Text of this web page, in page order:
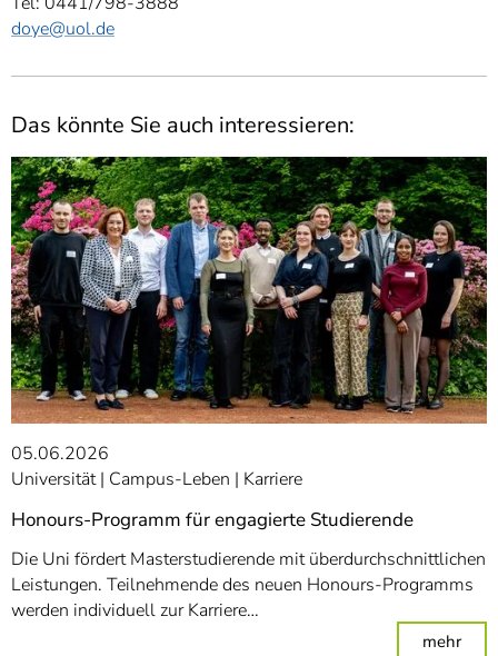
doye@uol.de
Das könnte Sie auch interessieren:
05.06.2026
Universität Campus-Leben Karriere
Honours-Programm für engagierte Studierende
Die Uni fördert Masterstudierende mit überdurchschnittlichen
Leistungen. Teilnehmende des neuen Honours-Programms
werden individuell zur Karriere…
mehr: